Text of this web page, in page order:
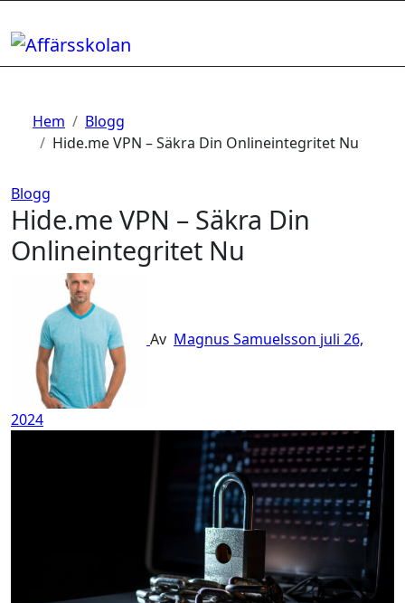
till
innehåll
Hem
Blogg
Hide.me VPN – Säkra Din Onlineintegritet Nu
Blogg
Hide.me VPN – Säkra Din
Onlineintegritet Nu
Av Magnus Samuelsson juli 26,
2024